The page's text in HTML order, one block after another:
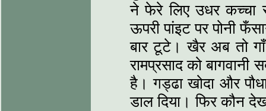
ने फेरे लिए उधर कच्चा
ऊपरी पांइट पर पोनी
बार टूटे। खैर अब तो
रामप्रसाद‌ को बागवानी
है। गड्ढा खोदा और
डाल दिया। फिर कौन